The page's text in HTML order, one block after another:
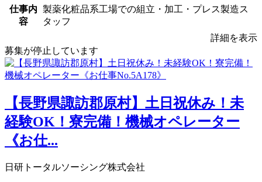
仕事内
容
製薬化粧品系工場での組立・加工・プレス製造ス
タッフ
詳細を表示
募集が停止しています
【長野県諏訪郡原村】土日祝休み！未
経験OK！寮完備！機械オペレーター
《お仕...
日研トータルソーシング株式会社